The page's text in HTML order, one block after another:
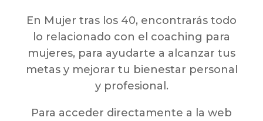
En Mujer tras los 40, encontrarás todo
lo relacionado con el coaching para
mujeres, para ayudarte a alcanzar tus
metas y mejorar tu bienestar personal
y profesional.
Para acceder directamente a la web